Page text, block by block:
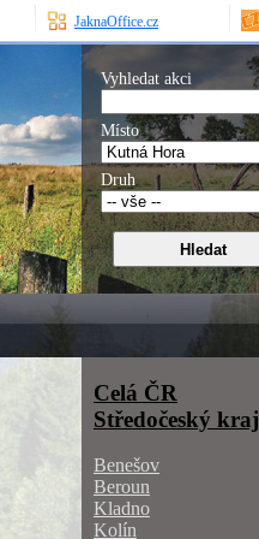
JaknaOffice.cz
Vyhledat akci
Místo
Druh
Celá ČR
Středočeský kraj
Benešov
Beroun
Kladno
Kolín